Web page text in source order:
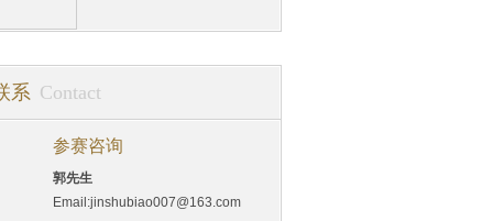
系 Contact
参赛咨询
郭先生
Email:jinshubiao007@163.com